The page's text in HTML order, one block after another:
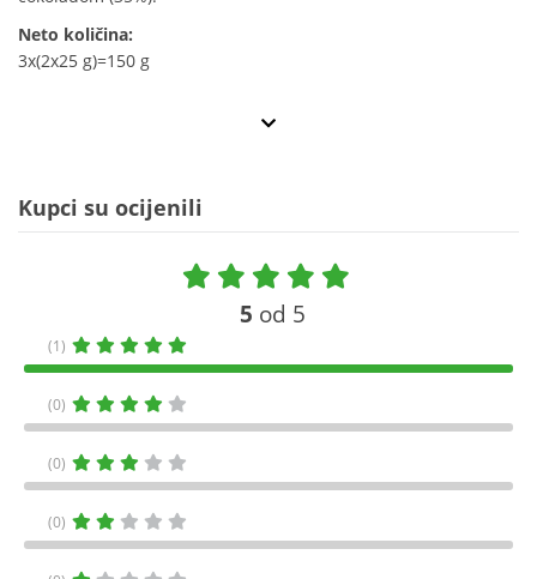
Neto količina:
3x(2x25 g)=150 g
Kupci su ocijenili
5 od 5
(1)
(0)
(0)
(0)